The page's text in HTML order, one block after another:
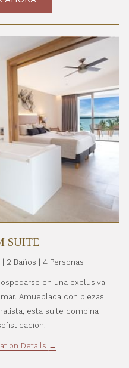
SUITE
| 2 Baños | 4 Personas
en una exclusiva
Amueblada con piezas
esta suite combina
Details